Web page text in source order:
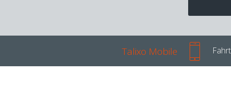
Talixo Mobile